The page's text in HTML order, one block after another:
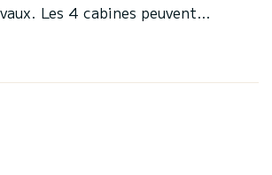
Les 4 cabines peuvent
Haut-parleurs, Wifi et
plateforme, nous vous répondrons